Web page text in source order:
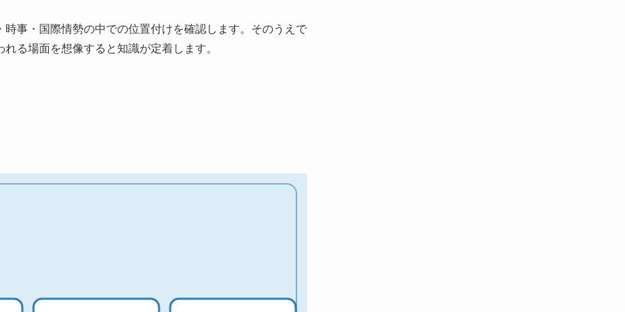
事・国際情勢の中での位置付けを確認します。そのうえで
る場面を想像すると知識が定着します。